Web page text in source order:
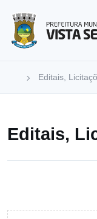
Editais,
Editais,